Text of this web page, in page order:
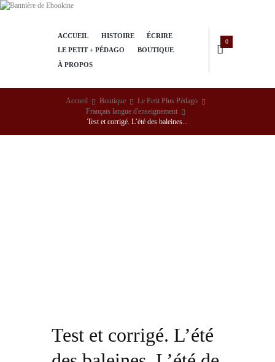
ACCUEIL HISTOIRE
ÉCRIRE
LE PETIT + PÉDAGO
BOUTIQUE
À PROPOS
0
Accueil Boutique
Le Petit Plus Pédago
Français langue d'enseignement
Test et corrigé. L’été des baleines...
Test et corrigé. L’été